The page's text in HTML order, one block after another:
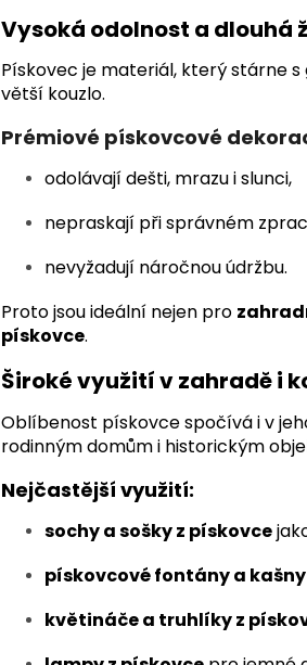
Vysoká odolnost a dlouhá
Pískovec je materiál, který stárne
větší kouzlo.
Prémiové pískovcové
odolávají dešti, mrazu i slunci,
nepraskají při správném
nevyžadují náročnou údržbu.
Proto jsou ideální nejen pro
pískovce.
Široké využití v zahradě i
Oblíbenost pískovce spočívá i v
rodinným domům i historickým
Nejčastější využití:
sochy a sošky z pískovce
pískovcové fontány a kašny
květináče a truhlíky z